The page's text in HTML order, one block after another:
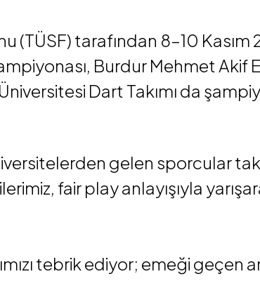
(TÜSF) tarafından 8–10 Kasım
Burdur Mehmet Akif
Dart Takımı da
gelen sporcular
fair play anlayışıyla
tebrik ediyor; emeği geçen